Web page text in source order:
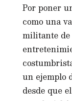
Por poner
como una
militante de
un ejemplo
desde que